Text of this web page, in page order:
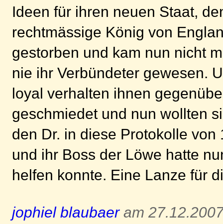
Ideen für ihren neuen Staat,
rechtmässige König von
gestorben und kam nun nicht
nie ihr Verbündeter gewesen.
loyal verhalten ihnen
geschmiedet und nun wollten
den Dr. in diese Protokolle
und ihr Boss der Löwe hatte
helfen konnte. Eine Lanze für
jophiel blaubaeram